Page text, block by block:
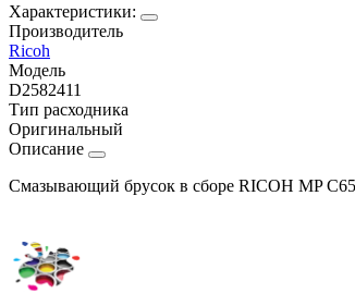
Характеристики:
Производитель
Ricoh
Модель
D2582411
Тип расходника
Оригинальный
Описание
Смазывающий брусок в сборе RICOH MP